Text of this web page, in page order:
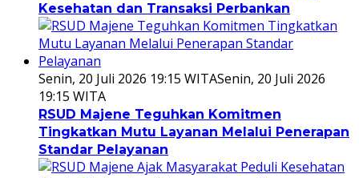
Kesehatan dan Transaksi Perbankan
Senin, 20 Juli 2026 19:15 WITASenin, 20 Juli 2026
19:15 WITA
RSUD Majene Teguhkan Komitmen
Tingkatkan Mutu Layanan Melalui Penerapan
Standar Pelayanan